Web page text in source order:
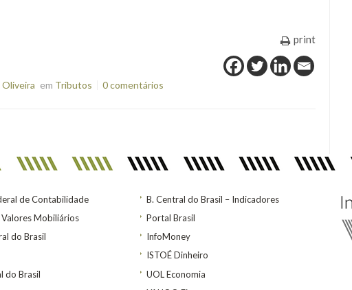
print
em Tributos 0 comentários
de Contabilidade
Mobiliários
do Brasil
do Brasil
B. Central do Brasil – Indicadores
Portal Brasil
InfoMoney
ISTOÉ Dinheiro
UOL Economia